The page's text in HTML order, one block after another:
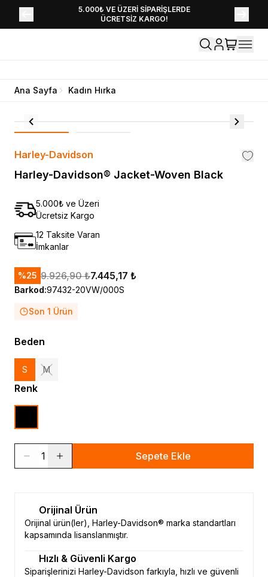
5.000₺ VE ÜZERİ SİPARİŞLERDE
ÜCRETSİZ KARGO!
YENİ SEZON KOLEKSİYONU EKLENDİ,
HEMEN KEŞFET!
Ana Sayfa Kadın Hırka
Harley-Davidson
Harley-Davidson® Jacket-Woven Black
5.000₺ ve Üzeri
Ücretsiz Kargo
12 Taksite Varan
İmkanlar
%25 9.926,90 ₺7.445,17 ₺
Barkod:97432-20VW/000S
Son 1 Ürün
Beden
S M
Renk
1 Sepete Ekle
Orijinal Ürün
Orijinal ürün(ler), Harley-Davidson® marka standartları
kapsamında lisanslanmıştır.
Hızlı & Güvenli Kargo
Siparişlerinizi Harley-Davidson farkıyla, hızlı ve güvenli